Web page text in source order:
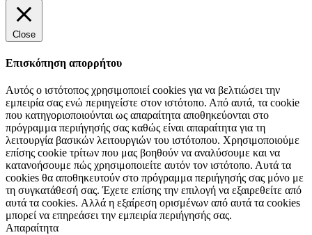
Close
Επισκόπηση απορρήτου
Αυτός ο ιστότοπος χρησιμοποιεί cookies για να βελτιώσει την
εμπειρία σας ενώ περιηγείστε στον ιστότοπο. Από αυτά, τα cookie
που κατηγοριοποιούνται ως απαραίτητα αποθηκεύονται στο
πρόγραμμα περιήγησής σας καθώς είναι απαραίτητα για τη
λειτουργία βασικών λειτουργιών του ιστότοπου. Χρησιμοποιούμε
επίσης cookie τρίτων που μας βοηθούν να αναλύσουμε και να
κατανοήσουμε πώς χρησιμοποιείτε αυτόν τον ιστότοπο. Αυτά τα
cookies θα αποθηκευτούν στο πρόγραμμα περιήγησής σας μόνο με
τη συγκατάθεσή σας. Έχετε επίσης την επιλογή να εξαιρεθείτε από
αυτά τα cookies. Αλλά η εξαίρεση ορισμένων από αυτά τα cookies
μπορεί να επηρεάσει την εμπειρία περιήγησής σας.
Απαραίτητα